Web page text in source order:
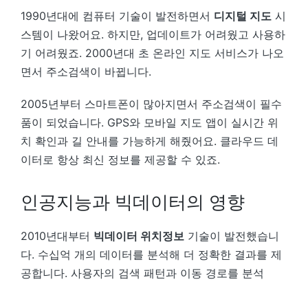
1990년대에 컴퓨터 기술이 발전하면서 디지털 지도 시
스템이 나왔어요. 하지만, 업데이트가 어려웠고 사용하
기 어려웠죠. 2000년대 초 온라인 지도 서비스가 나오
면서 주소검색이 바뀝니다.
2005년부터 스마트폰이 많아지면서 주소검색이 필수
품이 되었습니다. GPS와 모바일 지도 앱이 실시간 위
치 확인과 길 안내를 가능하게 해줬어요. 클라우드 데
이터로 항상 최신 정보를 제공할 수 있죠.
인공지능과 빅데이터의 영향
2010년대부터 빅데이터 위치정보 기술이 발전했습니
다. 수십억 개의 데이터를 분석해 더 정확한 결과를 제
공합니다. 사용자의 검색 패턴과 이동 경로를 분석